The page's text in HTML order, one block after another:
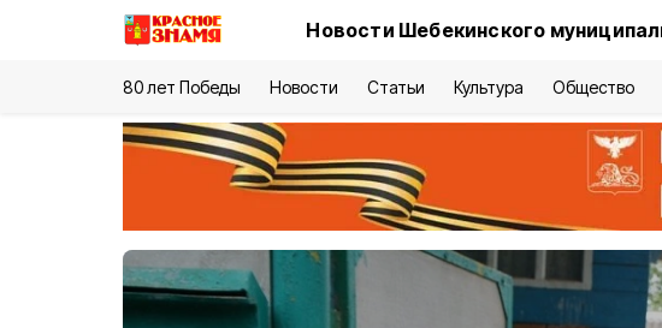
Новости Шебекинского
80 лет Победы Новости Статьи Культура Общество